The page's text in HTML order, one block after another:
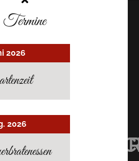
Termine
2026
2026